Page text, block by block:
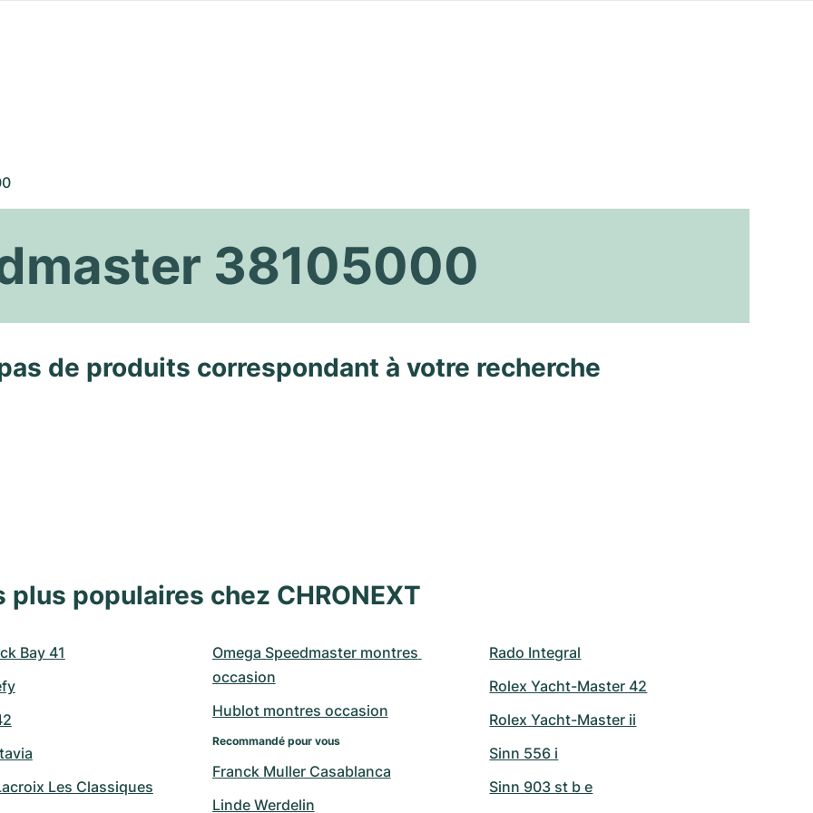
38105000
de produits correspondant à votre recherche
populaires chez CHRONEXT
Bay 41
Les Classiques
Omega Speedmaster montres
occasion
Hublot montres occasion
Recommandé pour vous
Franck Muller Casablanca
Linde Werdelin
Rado Integral
Rolex Yacht-Master 42
Rolex Yacht-Master ii
Sinn 556 i
Sinn 903 st b e